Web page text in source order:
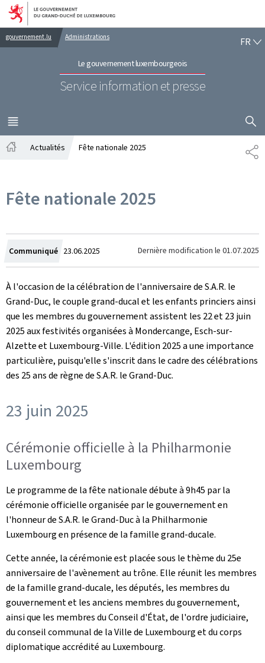
Aller au menu principal
Aller au contenu
gouvernement.lu Administrations
Le gouvernement luxembourgeois
Service information et presse
FR
MENU
PRINCIPAL
Actualités Fête nationale 2025
Fête nationale 2025
Communiqué Crée
le
23.06.2025 Dernière modification le 01.07.2025
À l'occasion de la célébration de l'anniversaire de S.A.R. le
Grand-Duc, le couple grand-ducal et les enfants princiers ainsi
que les membres du gouvernement assistent les 22 et 23 juin
2025 aux festivités organisées à Mondercange, Esch-sur-
Alzette et Luxembourg-Ville. L'édition 2025 a une importance
particulière, puisqu'elle s'inscrit dans le cadre des célébrations
des 25 ans de règne de S.A.R. le Grand-Duc.
23 juin 2025
Cérémonie officielle à la Philharmonie
Luxembourg
Le programme de la fête nationale débute à 9h45 par la
cérémonie officielle organisée par le gouvernement en
l'honneur de S.A.R. le Grand-Duc à la Philharmonie
Luxembourg en présence de la famille grand-ducale.
Cette année, la cérémonie est placée sous le thème du 25e
anniversaire de l'avènement au trône. Elle réunit les membres
de la famille grand-ducale, les députés, les membres du
gouvernement et les anciens membres du gouvernement,
ainsi que les membres du Conseil d'État, de l'ordre judiciaire,
du conseil communal de la Ville de Luxembourg et du corps
diplomatique accrédité au Luxembourg.